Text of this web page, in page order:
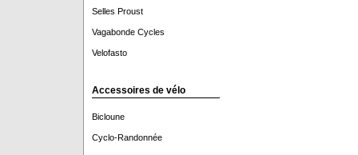
Selles Proust
Vagabonde Cycles
Velofasto
Accessoires de vélo
Bicloune
Cyclo-Randonnée